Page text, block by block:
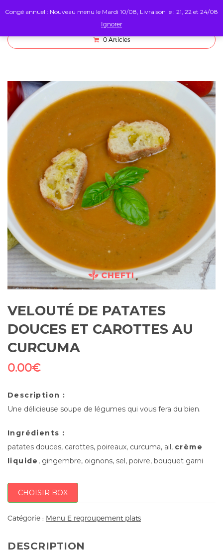
0 Articles
VELOUTÉ DE PATATES
DOUCES ET CAROTTES AU
CURCUMA
0.00€
Description :
Une délicieuse soupe de légumes qui vous fera du bien.
Ingrédients :
patates douces, carottes, poireaux, curcuma, ail, crème
liquide , gingembre, oignons, sel, poivre, bouquet garni
CHOISIR BOX
Catégorie : Menu E regroupement plats
DESCRIPTION
Congé annuel : Nouveau menu le Mardi 10/08, Livraison le : 21, 22 et 24/08
Ignorer